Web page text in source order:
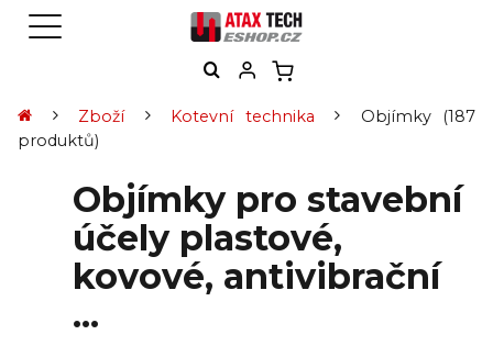
Zboží Kotevní technika Objímky(187
produktů)
Objímky pro stavební
účely plastové,
kovové, antivibrační
...